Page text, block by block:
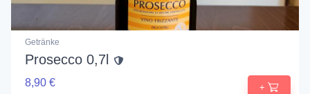
Getränke
Prosecco 0,7l
8,90 € +